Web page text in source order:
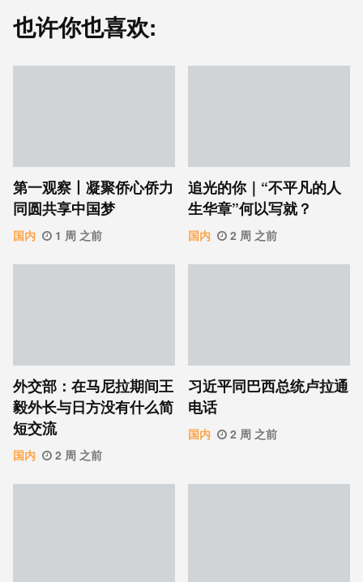
也许你也喜欢:
第一观察丨凝聚侨心侨力
同圆共享中国梦
国内 1 周 之前
追光的你｜“不平凡的人
生华章”何以写就？
国内 2 周 之前
外交部：在马尼拉期间王
毅外长与日方没有什么简
短交流
国内 2 周 之前
习近平同巴西总统卢拉通
电话
国内 2 周 之前